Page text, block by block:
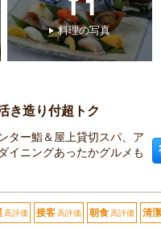
料理の写真
き造り付超トク
ター鮨＆屋上貸切スパ、ア
イニングあったかグルメも
高評価 接客高評価 朝食高評価 清